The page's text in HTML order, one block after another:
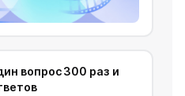
вопрос 300 раз и